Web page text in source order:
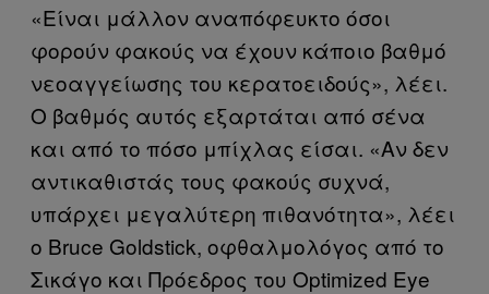
«Είναι μάλλον αναπόφευκτο όσοι
φορούν φακούς να έχουν κάποιο βαθμό
νεοαγγείωσης του κερατοειδούς», λέει.
Ο βαθμός αυτός εξαρτάται από σένα
και από το πόσο μπίχλας είσαι. «Αν δεν
αντικαθιστάς τους φακούς συχνά,
υπάρχει μεγαλύτερη πιθανότητα», λέει
ο Bruce Goldstick, οφθαλμολόγος από το
Σικάγο και Πρόεδρος του Optimized Eye